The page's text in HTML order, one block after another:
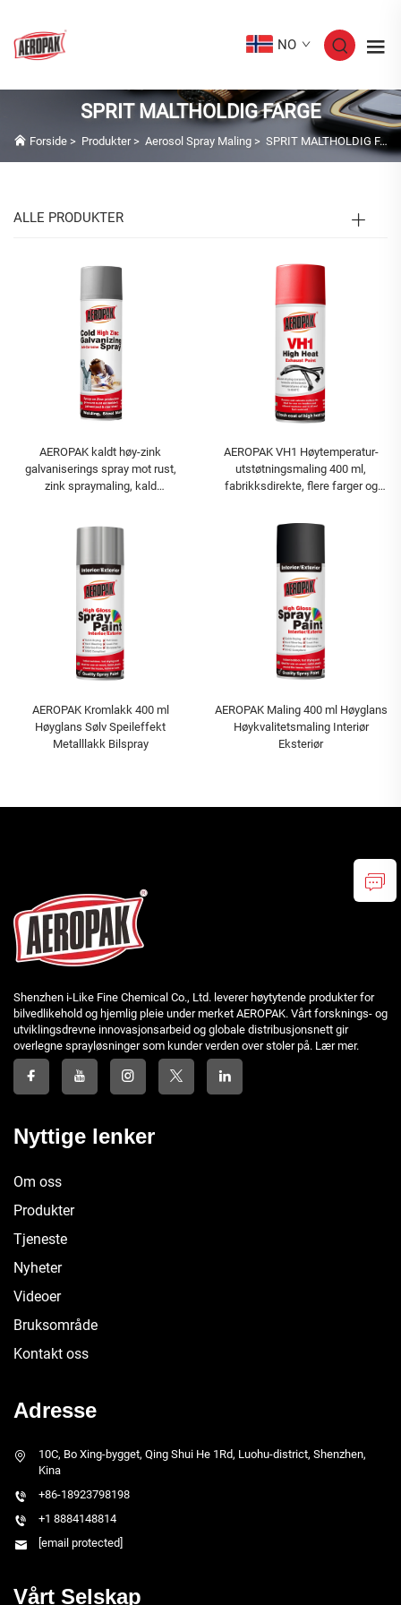
NO
SPRIT MALTHOLDIG FARGE
Forside > Produkter> Aerosol Spray Maling > SPRIT MALTHOLDIG FARGE
ALLE PRODUKTER
AEROPAK kaldt høy-zink
galvaniserings spray mot rust,
zink spraymaling, kald
AEROPAK VH1 Høytemperatur-
utstøtningsmaling 400 ml,
fabrikksdirekte, flere farger og
AEROPAK Kromlakk 400 ml
Høyglans Sølv Speileffekt
Metalllakk Bilspray
AEROPAK Maling 400 ml Høyglans
Høykvalitetsmaling Interiør
Eksteriør
Shenzhen i-Like Fine Chemical Co., Ltd. leverer høytytende produkter for
bilvedlikehold og hjemlig pleie under merket AEROPAK. Vårt forsknings- og
utviklingsdrevne innovasjonsarbeid og globale distribusjonsnett gir
overlegne sprayløsninger som kunder verden over stoler på. Lær mer.
Nyttige lenker
Om oss
Produkter
Tjeneste
Nyheter
Videoer
Bruksområde
Kontakt oss
Adresse
10C, Bo Xing-bygget, Qing Shui He 1Rd, Luohu-district, Shenzhen,
Kina
+86-18923798198
+1 8884148814
[email protected]
Vårt Selskap